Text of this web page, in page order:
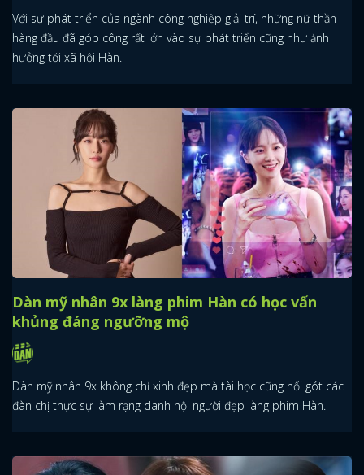
Với sự phát triển của ngành công nghiệp giải trí, những nữ thần
hàng đầu đã góp công rất lớn vào sự phát triển cũng như ảnh
hưởng tới xã hội Hàn.
Dàn mỹ nhân 9x làng phim Hàn có học vấn
khủng đáng ngưỡng mộ
Dàn mỹ nhân 9x không chỉ xinh đẹp mà tài học cũng nối gót các
đàn chị thực sự làm rạng danh hội người đẹp làng phim Hàn.